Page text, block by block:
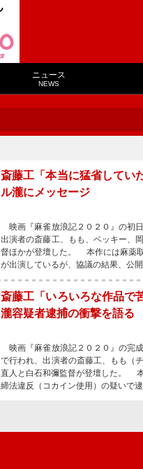
ニュース
NEWS
斎藤工「本当に猛省して
ル瀧にメッセージ
映画『麻雀放浪記２０２０』の初
出演者の斎藤工、もも、ベッキー、
督ほかが登壇した。 本作には麻薬
が出演しているが、協議の結果、公開
斎藤工「いろいろな作品
瀧容疑者逮捕の衝撃を語る
映画『麻雀放浪記２０２０』の完
で行われ、出演者の斎藤工、もも（
直人と白石和彌監督が登壇した。
締法違反（コカイン使用）の疑いで逮